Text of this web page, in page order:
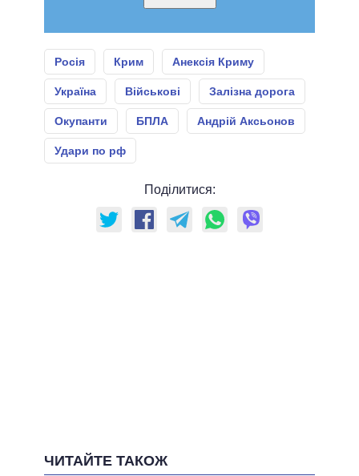
Росія Крим Анексія Криму
Україна Військові Залізна дорога
Окупанти БПЛА Андрій Аксьонов
Удари по рф
Поділитися:
ЧИТАЙТЕ ТАКОЖ